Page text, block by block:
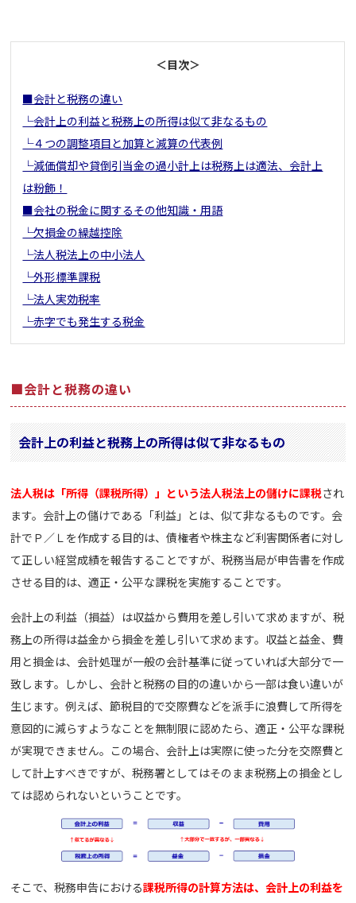
＜目次＞
■会計と税務の違い
└会計上の利益と税務上の所得は似て非なるもの
└４つの調整項目と加算と減算の代表例
└減価償却や貸倒引当金の過小計上は税務上は適法、会計上
は粉飾！
■会社の税金に関するその他知識・用語
└欠損金の繰越控除
└法人税法上の中小法人
└外形標準課税
└法人実効税率
└赤字でも発生する税金
■会計と税務の違い
会計上の利益と税務上の所得は似て非なるもの
法人税は「所得（課税所得）」という法人税法上の儲けに課税され
ます。会計上の儲けである「利益」とは、似て非なるものです。会
計でＰ／Ｌを作成する目的は、債権者や株主など利害関係者に対し
て正しい経営成績を報告することですが、税務当局が申告書を作成
させる目的は、適正・公平な課税を実施することです。
会計上の利益（損益）は収益から費用を差し引いて求めますが、税
務上の所得は益金から損金を差し引いて求めます。収益と益金、費
用と損金は、会計処理が一般の会計基準に従っていれば大部分で一
致します。しかし、会計と税務の目的の違いから一部は食い違いが
生じます。例えば、節税目的で交際費などを派手に浪費して所得を
意図的に減らすようなことを無制限に認めたら、適正・公平な課税
が実現できません。この場合、会計上は実際に使った分を交際費と
して計上すべきですが、税務署としてはそのまま税務上の損金とし
ては認められないということです。
そこで、税務申告における課税所得の計算方法は、会計上の利益を